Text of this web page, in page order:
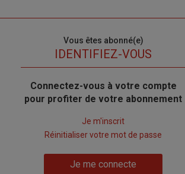
Vous êtes abonné(e)
IDENTIFIEZ-VOUS
Body
Connectez-vous à votre compte
pour profiter de votre abonnement
Je m'inscrit
Réinitialiser votre mot de passe
Je me connecte